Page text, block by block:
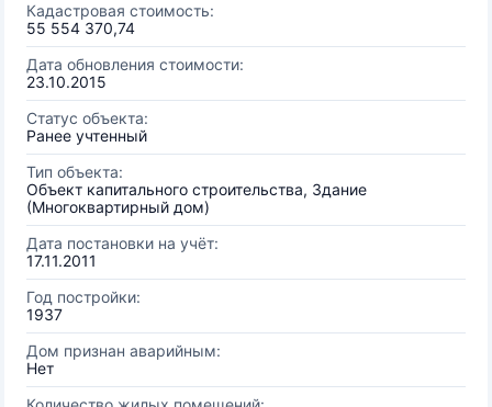
Кадастровая стоимость:
55 554 370,74
Дата обновления стоимости:
23.10.2015
Статус объекта:
Ранее учтенный
Тип объекта:
Объект капитального строительства, Здание
(Многоквартирный дом)
Дата постановки на учёт:
17.11.2011
Год постройки:
1937
Дом признан аварийным:
Нет